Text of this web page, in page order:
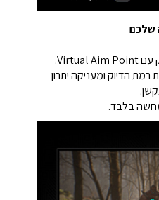
שלכם
השיגו שליטה מושלמת במדויק עם Virtual Aim Point.
הדיוק ומעניקה יתרון
בלבד.